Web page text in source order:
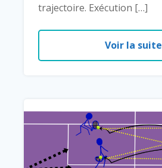
trajectoire. Exécution […]
Voir la suite